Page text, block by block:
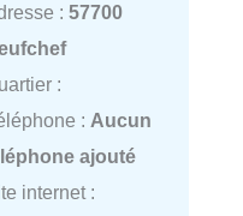
: 57700
:
: Aucun
ajouté
internet :